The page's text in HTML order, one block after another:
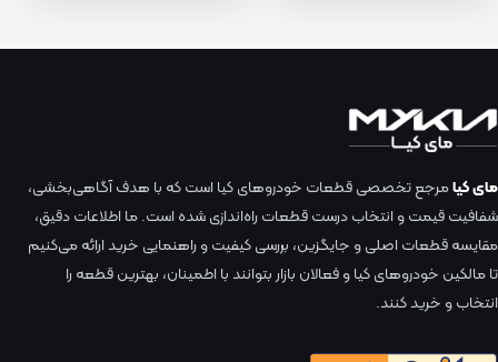
مای کیامرجع تخصصی قطعات خودروهای کیا است که با هدف آگاهی‌بخشی،
شفافیت قیمت و انتخاب درست قطعات راه‌اندازی شده است. ما اطلاعات دقیق،
مقایسه قطعات اصلی و جایگزین، بررسی کیفیت و راهنمایی خرید ارائه می‌کنیم
تا مالکین خودروهای کیا و فعالان بازار بتوانند با اطمینان، بهترین قطعه را
انتخاب و خرید کنند.